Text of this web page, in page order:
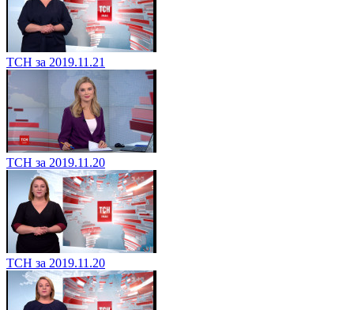
ТСН за 2019.11.21
ТСН за 2019.11.20
ТСН за 2019.11.20